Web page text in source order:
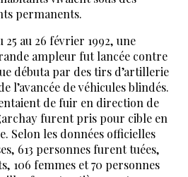
permanents.
25 au 26 février 1992, une
ampleur fut lancée contre
débuta par des tirs d’artillerie
l’avancée de véhicules blindés.
de fuir en direction de
furent pris pour cible en
Selon les données officielles
613 personnes furent tuées,
106 femmes et 70 personnes